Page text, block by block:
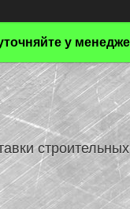
у
строительных